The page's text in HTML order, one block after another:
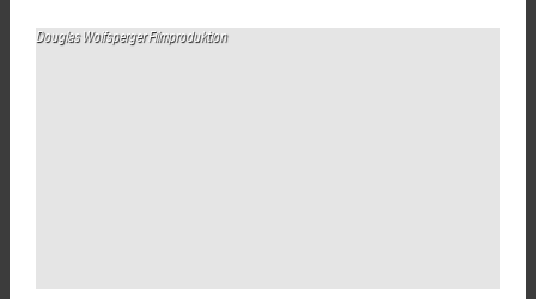
Douglas Wolfsperger Filmproduktion